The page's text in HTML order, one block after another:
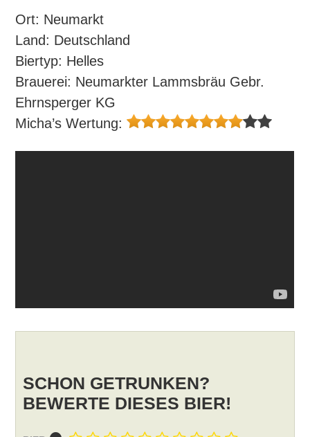
Ort: Neumarkt
Land: Deutschland
Biertyp: Helles
Brauerei: Neumarkter Lammsbräu Gebr.
Ehrnsperger KG
Micha’s Wertung:
SCHON GETRUNKEN?
BEWERTE DIESES BIER!